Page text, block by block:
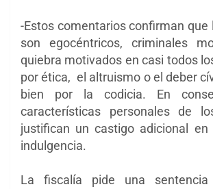
-Estos comentarios confirman que
son egocéntricos, criminales
quiebra motivados en casi todos
por ética, el altruismo o el deber
bien por la codicia. En
características personales de
justifican un castigo adicional
indulgencia.
La fiscalía pide una